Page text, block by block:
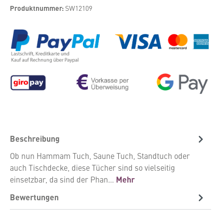
Produktnummer: SW12109
Beschreibung
Ob nun Hammam Tuch, Saune Tuch, Standtuch oder
auch Tischdecke, diese Tücher sind so vielseitig
einsetzbar, da sind der Phan… Mehr
Bewertungen